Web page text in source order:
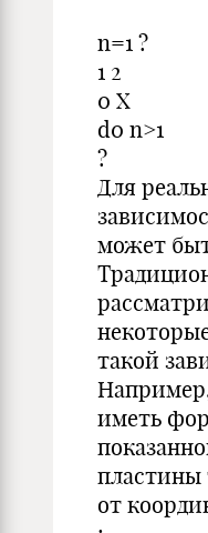
n=1 ?
1 2
0 X
d0 n>1
?
Для
может
такой
иметь
пластины
от